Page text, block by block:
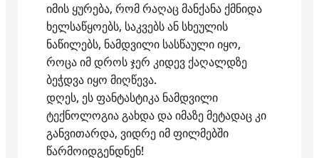
იმის ყურება, რომ რაღაც მანქანა ქმნიდა
ხელსაწყოებს, საკვებს ან სხეულის
ნაწილებს, ნამდვილი სასწაული იყო,
როცა იმ დროს ჯერ კიდევ ქაღალდზე
ბეჭდვა იყო მიღწევა.
დღეს, ეს ფანტასტიკა ნამდვილი
ტექნოლოგია გახდა და იმაზე მეტადაც კი
განვითარდა, ვიდრე იმ ფილმებში
წარმოიდგენდნენ!